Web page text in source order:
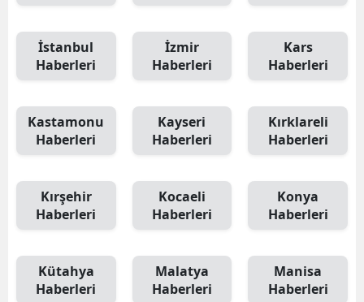
İstanbul
Haberleri
İzmir
Haberleri
Kars
Haberleri
Kastamonu
Haberleri
Kayseri
Haberleri
Kırklareli
Haberleri
Kırşehir
Haberleri
Kocaeli
Haberleri
Konya
Haberleri
Kütahya
Haberleri
Malatya
Haberleri
Manisa
Haberleri